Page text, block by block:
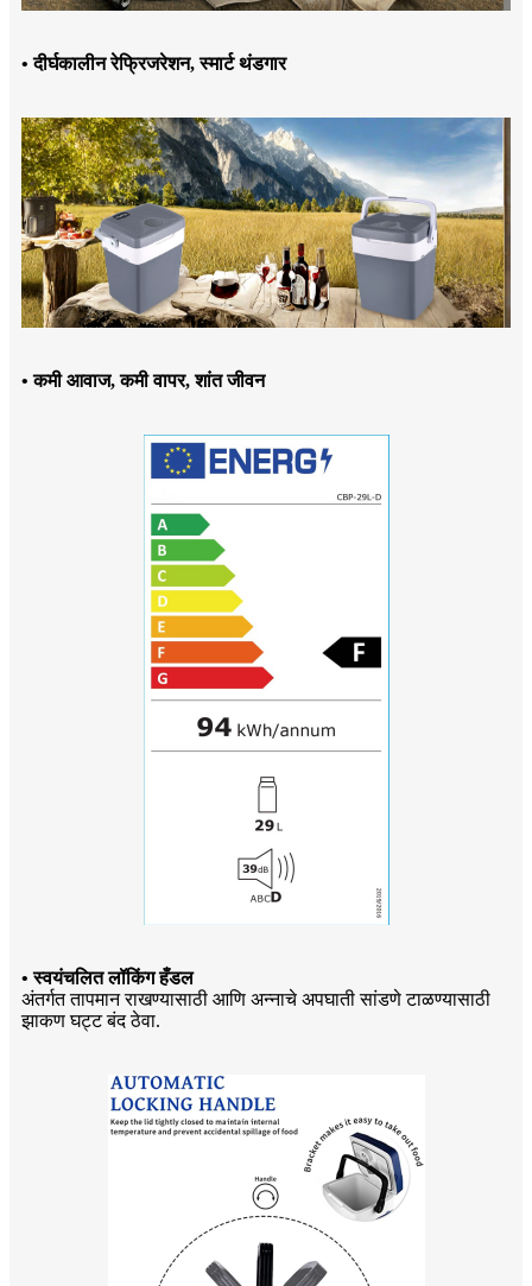
• दीर्घकालीन रेफ्रिजरेशन, स्मार्ट थंडगार
• कमी आवाज, कमी वापर, शांत जीवन
• स्वयंचलित लॉकिंग हँडल
अंतर्गत तापमान राखण्यासाठी आणि अन्नाचे अपघाती सांडणे टाळण्यासाठी
झाकण घट्ट बंद ठेवा.